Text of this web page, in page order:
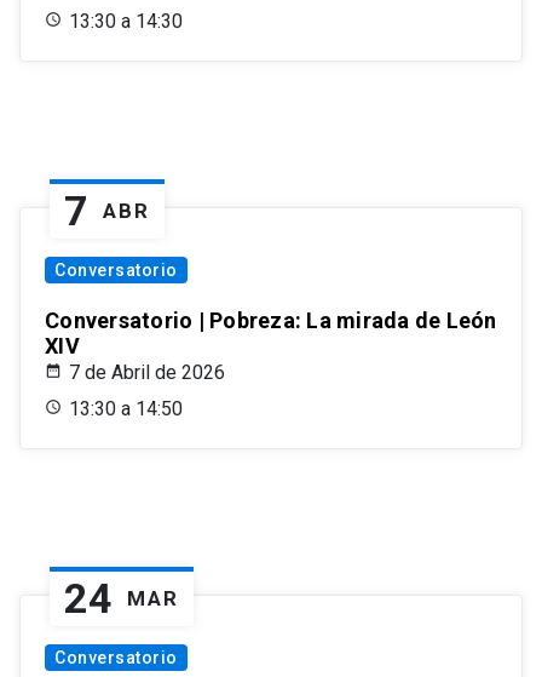
13:30 a 14:30
7 ABR
Conversatorio
Conversatorio | Pobreza: La mirada de León
XIV
7 de Abril de 2026
13:30 a 14:50
24 MAR
Conversatorio